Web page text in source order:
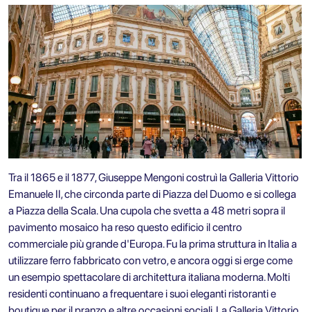
Tra il 1865 e il 1877, Giuseppe Mengoni costruì la Galleria Vittorio
Emanuele II, che circonda parte di Piazza del Duomo e si collega
a Piazza della Scala. Una cupola che svetta a 48 metri sopra il
pavimento mosaico ha reso questo edificio il centro
commerciale più grande d'Europa. Fu la prima struttura in Italia a
utilizzare ferro fabbricato con vetro, e ancora oggi si erge come
un esempio spettacolare di architettura italiana moderna. Molti
residenti continuano a frequentare i suoi eleganti ristoranti e